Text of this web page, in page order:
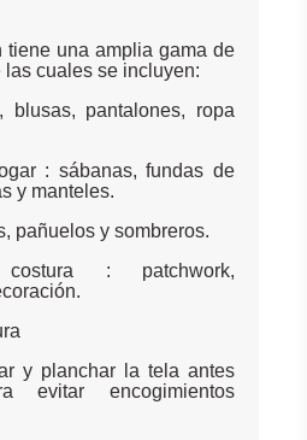
tiene una amplia gama de
cuales se incluyen:
blusas, pantalones, ropa
: sábanas, fundas de
y manteles.
pañuelos y sombreros.
: patchwork,
y planchar la tela antes
evitar encogimientos